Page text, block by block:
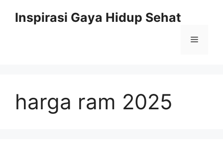
Inspirasi Gaya Hidup Sehat
Menu
harga ram 2025